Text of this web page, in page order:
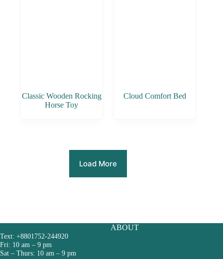
Classic Wooden Rocking
Horse Toy
Cloud Comfort Bed
Load More
Text: +8801752-244920
Fri: 10 am – 9 pm
Sat – Thurs: 10 am – 9 pm
ABOUT